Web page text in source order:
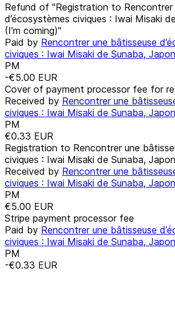
Refund of "Registration to Rencontrer
d’écosystèmes civiques : Iwai Misaki
(I'm coming)"
Paid by Rencontrer une bâtisseuse
civiques : Iwai Misaki de Sunaba, Japon
PM
-€5.00 EUR
Cover of payment processor fee for
Received by Rencontrer une
civiques : Iwai Misaki de Sunaba, Japon
PM
€0.33 EUR
Registration to Rencontrer une
civiques : Iwai Misaki de Sunaba,
Received by Rencontrer une
civiques : Iwai Misaki de Sunaba, Japon
PM
€5.00 EUR
Stripe payment processor fee
Paid by Rencontrer une bâtisseuse
civiques : Iwai Misaki de Sunaba, Japon
PM
-€0.33 EUR